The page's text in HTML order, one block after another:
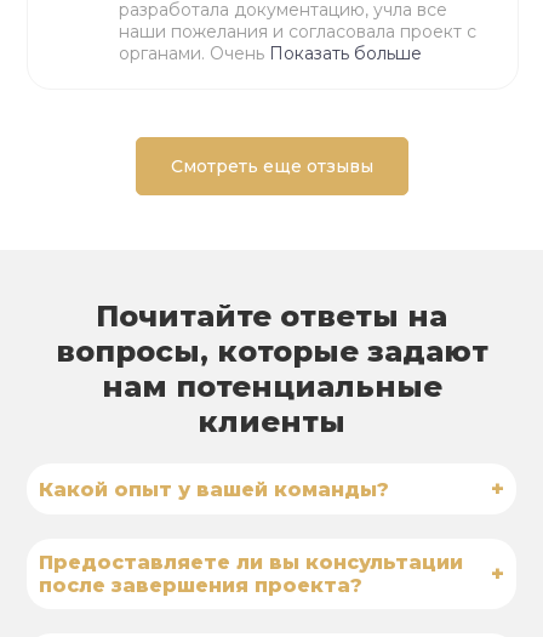
разработала документацию, учла все
наши пожелания и согласовала проект с
органами. Очень Показать больше
Смотреть еще отзывы
Почитайте ответы на
вопросы, которые задают
нам потенциальные
клиенты
Какой опыт у вашей команды? +
Предоставляете ли вы консультации
после завершения проекта?
+